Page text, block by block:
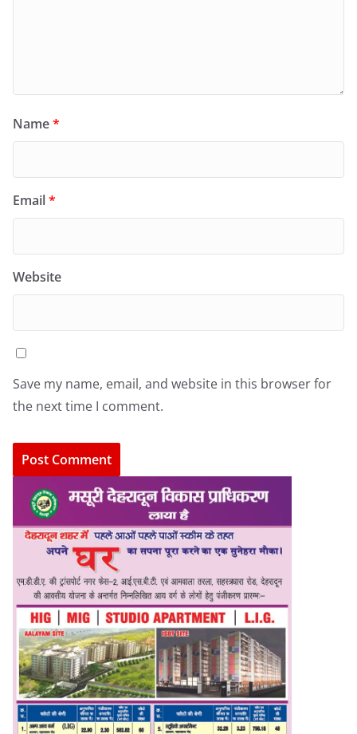
Name*
Email*
Website
Save my name, email, and website in this browser for
the next time I comment.